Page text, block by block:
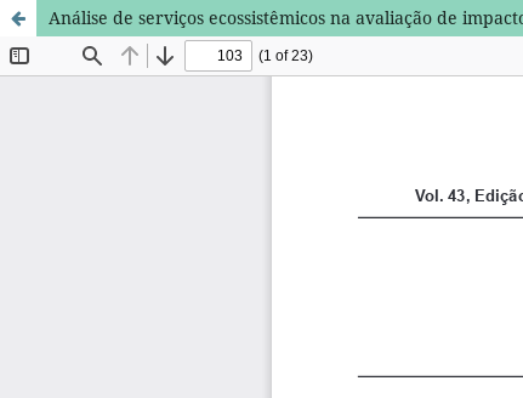
Análise de serviços ecossistêmicos na avaliação de